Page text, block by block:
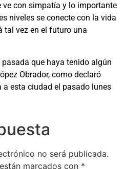
ve con simpatía y lo importante
niveles se conecte con la vida
tal vez en el futuro una
que haya tenido algún
Obrador, como declaró
esta ciudad el pasado lunes
no será publicada.
marcados con *